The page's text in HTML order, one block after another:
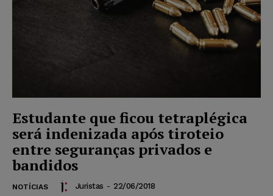
Estudante que ficou tetraplégica
será indenizada após tiroteio
entre seguranças privados e
bandidos
NOTÍCIAS Juristas - 22/06/2018